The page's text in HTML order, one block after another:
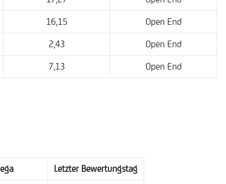
16,15 Open End
2,43 Open End
7,13 Open End
Letzter Bewertungstag